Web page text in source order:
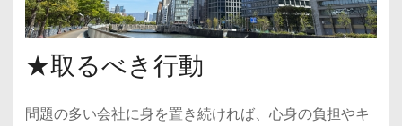
★取るべき行動
問題の多い会社に身を置き続ければ、心身の負担やキ